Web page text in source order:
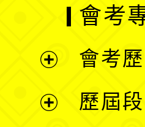
會考
會考
歷屆